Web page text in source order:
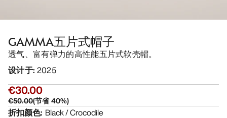
GAMMA五片式帽子
透气、富有弹力的高性能五片式软壳帽。
设计于: 2025
€30.00
€50.00(节省40%)
折扣颜色: Black / Crocodile